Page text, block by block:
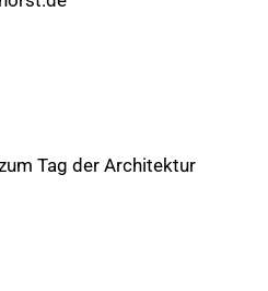
Tag der Architektur